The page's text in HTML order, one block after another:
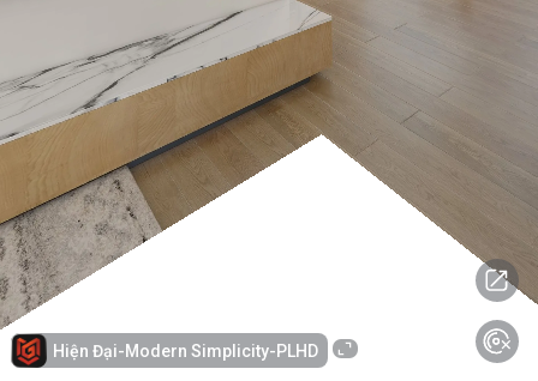
Hiện Đại-Modern Simplicity-PLHD